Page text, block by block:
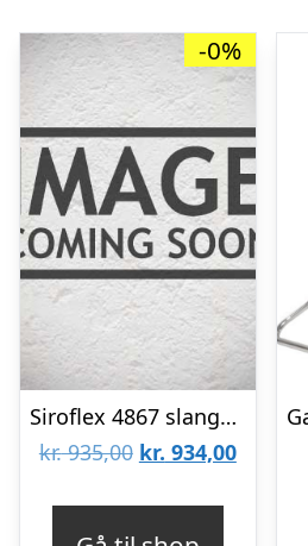
-0%
Siroflex 4867 slangevogn u/slange
kr.935,00 Den
kr. 934,00Den